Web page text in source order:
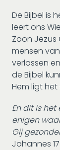
De Bijbel is
leert ons
Zoon Jezus
mensen
verlossen
de Bijbel
Hem ligt
En dit is het
enigen
Gij
Johannes